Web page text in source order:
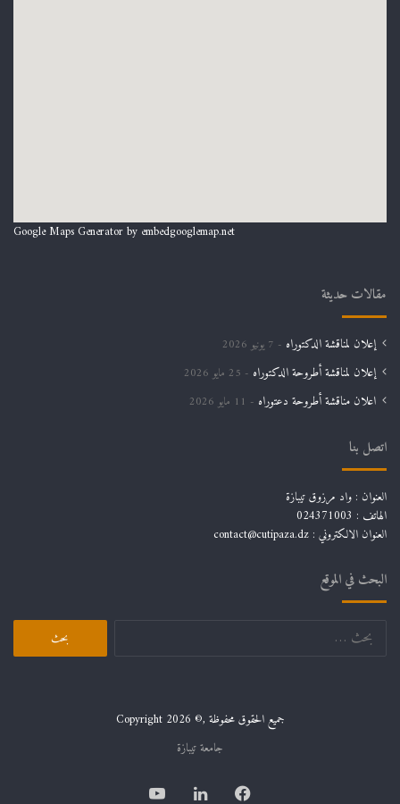
Google Maps Generator by embedgooglemap.net
مقالات حديثة
إعلان لمناقشة الدكتوراه 7 يونيو 2026
إعلان لمناقشة أطروحة الدكتوراه 25 مايو 2026
اعلان مناقشة أطروحة دعتوراه 11 مايو 2026
اتصل بنا
العنوان : واد مرزوق تيبازة
الهاتف : 024371003
العنوان الالكتروني : contact@cutipaza.dz
البحث في الموقع
البحث
جميع الحقوق محفوظة ,© Copyright 2026
جامعة تيبازة
فيسبوكلينكدإن يوتيوب